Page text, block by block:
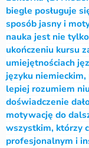
biegle posługuje
sposób jasny i
nauka jest nie
ukończeniu kursu
umiejętnościach
języku
lepiej rozumiem
doświadczenie
motywację do
wszystkim, którzy
profesjonalnym i